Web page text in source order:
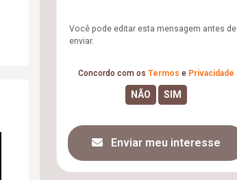
Você pode editar esta mensagem antes de
enviar.
Concordo com os Termos e Privacidade
Enviar meu interesse